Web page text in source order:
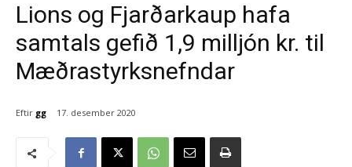
Lions og Fjarðarkaup hafa
samtals gefið 1,9 milljón kr. til
Mæðrastyrksnefndar
Eftir gg 17. desember 2020